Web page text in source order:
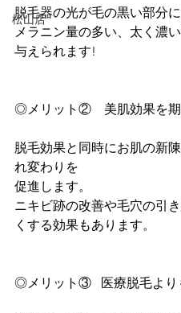
松山店
脱毛器の光が毛の黒い部分に
メラニン量の多い、太く濃
与えられます!
◎メリット②    美肌効果を期
脱毛効果と同時にお肌の新
れ変わりを
促進します。
ニキビ跡の改善や毛穴の引
くする効果もあります。
◎メリット③   医療脱毛より